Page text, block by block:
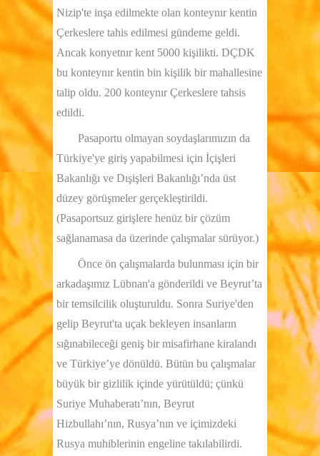
Nizip'te inşa edilmekte olan konteynır kentin
Çerkeslere tahis edilmesi gündeme geldi.
Ancak konyetnır kent 5000 kişilikti. DÇDK
bu konteynır kentin bin kişilik bir mahallesine
talip oldu. 200 konteynır Çerkeslere tahsis
edildi.
Pasaportu olmayan soydaşlarımızın da
Türkiye'ye giriş yapabilmesi için İçişleri
Bakanlığı ve Dışişleri Bakanlığı’nda üst
düzey görüşmeler gerçekleştirildi.
(Pasaportsuz girişlere henüz bir çözüm
sağlanamasa da üzerinde çalışmalar sürüyor.)
Önce ön çalışmalarda bulunması için bir
arkadaşımız Lübnan'a gönderildi ve Beyrut’ta
bir temsilcilik oluşturuldu. Sonra Suriye'den
gelip Beyrut'ta uçak bekleyen insanların
sığınabileceği geniş bir misafirhane kiralandı
ve Türkiye’ye dönüldü. Bütün bu çalışmalar
büyük bir gizlilik içinde yürütüldü; çünkü
Suriye Muhaberatı’nın, Beyrut
Hizbullahı’nın, Rusya’nın ve içimizdeki
Rusya muhiblerinin engeline takılabilirdi.